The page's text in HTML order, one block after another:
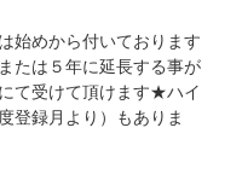
に含んでおります。車検整備
検整備実施時に記録簿発行し
合は１２ヶ月定期点検を実施
す。
始めから付いております
たは５年に延長する事が
て受けて頂けます★ハイ
登録月より）もありま